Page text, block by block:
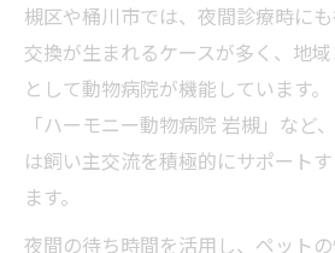
槻区や桶川市では、夜間診療時に
交換が生まれるケースが多く、地
として動物病院が機能しています。
「ハーモニー動物病院 岩槻」など
は飼い主交流を積極的にサポート
ます。
夜間の待ち時間を活用し、ペット